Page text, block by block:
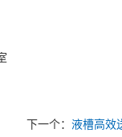
下一个：液槽高效